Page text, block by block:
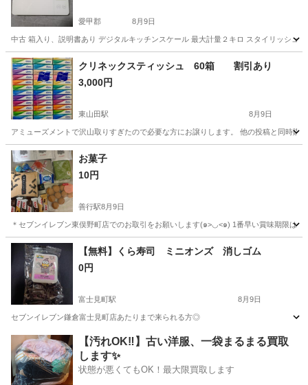
愛甲郡 8月9日
中古 箱入り、説明書あり デジタルキッチンスケール 最大計量２キロ スタイリッシュ
神奈川 愛甲郡 調理器具
クリネックスティッシュ 60箱 割引あり
3,000円
東山田駅 8月9日
アミューズメントで沢山取りすぎたので必要な方にお譲りします。 他の投稿と同時購
神奈川 川崎市 東山田駅
お菓子
10円
善行駅8月9日
＊セブンイレブン東俣野町店でのお取引をお願いします(๑>◡<๑) 1番早い賞味期限は
神奈川 横浜市 善行駅 生活雑貨 サポーター
【無料】くら寿司 ミニオンズ 消しゴム
0円
富士見町駅 8月9日
セブンイレブン鎌倉富士見町店あたりまで来られる方◎
神奈川 鎌倉市 富士見町駅 ノベルティグッズ
【汚れOK‼️】古い洋服、一袋まるまる買取
します✨
状態が悪くてもOK！最大限買取します